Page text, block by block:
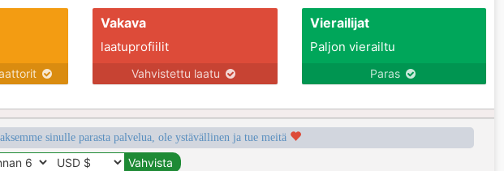
Vakava
laatuprofiilit
Vahvistettu laatu
Vierailijat
Paljon vierailtu
Paras
sinulle parasta palvelua, ole ystävällinen ja tue meitä